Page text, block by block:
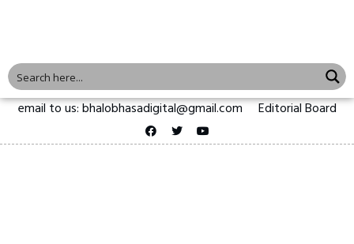
email to us: bhalobhasadigital@gmail.com Editorial Board